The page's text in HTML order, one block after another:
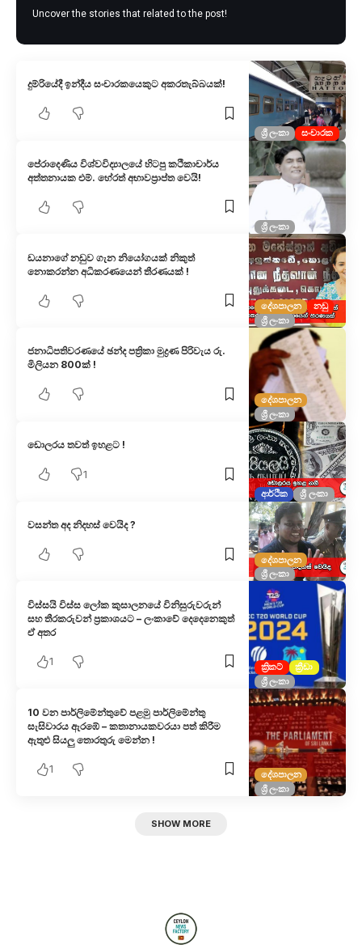
Uncover the stories that related to the post!
ශ්‍රී ලංකා සංචාරක
දුම්රියේදී ඉන්දීය සංචාරකයෙකුට අකරතැබ්බයක්!
ශ්‍රී ලංකා
පේරාදෙණිය විශ්වවිද්‍යාලයේ හිටපු කථිකාචාර්ය
අත්තනායක එම්. හේරත් අභාවප්‍රාප්ත වෙයි!
දේශපාලන
නඩු
ශ්‍රී ලංකා
ඩයනාගේ නඩුව ගැන නියෝගයක් නිකුත්
නොකරන්න අධිකරණයෙන් තීරණයක් !
දේශපාලන
ශ්‍රී ලංකා
ජනාධිපතිවරණයේ ඡන්ද පත්‍රිකා මුද්‍රණ පිරිවැය රු.
මිලියන 800ක් !
ආර්ථික ශ්‍රී ලංකා
ඩොලරය තවත් ඉහළට !
1
දේශපාලන
ශ්‍රී ලංකා
වසන්ත අද නිදහස් වෙයිද ?
ක්‍රිකට්
ක්‍රීඩා
ශ්‍රී ලංකා
විස්සයි විස්ස ලෝක කුසාලනයේ විනිසුරුවරුන්
සහ තීරකරුවන් ප්‍රකාශයට – ලංකාවේ දෙදෙනෙකුත්
ඒ අතර
1
දේශපාලන
ශ්‍රී ලංකා
10 වන පාර්ලිමේන්තුවේ පළමු පාර්ලිමේන්තු
සැසිවාරය ඇරඹේ – කතානායකවරයා පත් කිරීම
ඇතුළු සියලු තොරතුරු මෙන්න !
1
SHOW MORE